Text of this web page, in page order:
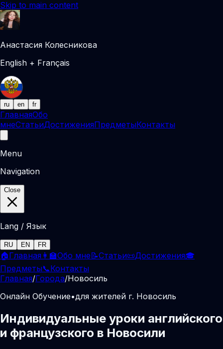
Skip to main content
Анастасия Колесникова
English + Français
ru en fr
ГлавнаяОбо
мнеСтатьиДостиженияПредметыКонтакты
Menu
Navigation
Close
Lang / Язык
RU EN FR
🏠Главная 👩‍🏫Обо мне📝Статьи📜Достижения🎓
Предметы📞Контакты
Главная/Города/Новосиль
Онлайн Обучение•для жителей г. Новосиль
Индивидуальные уроки английского
и французского в Новосили